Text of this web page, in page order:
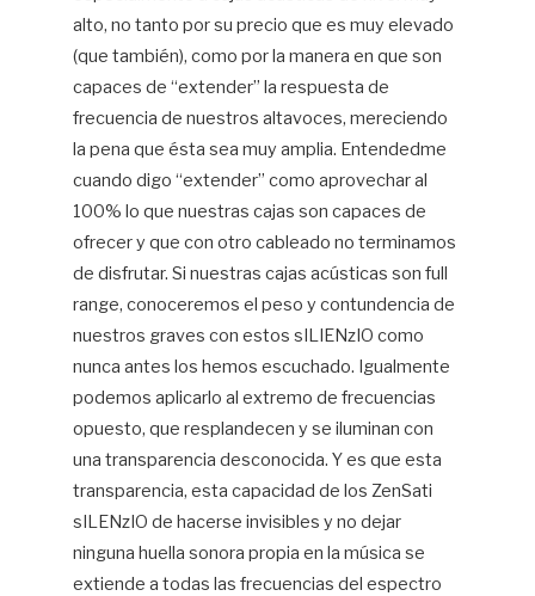
alto, no tanto por su precio que es muy elevado
(que también), como por la manera en que son
capaces de “extender” la respuesta de
frecuencia de nuestros altavoces, mereciendo
la pena que ésta sea muy amplia. Entendedme
cuando digo “extender” como aprovechar al
100% lo que nuestras cajas son capaces de
ofrecer y que con otro cableado no terminamos
de disfrutar. Si nuestras cajas acústicas son full
range, conoceremos el peso y contundencia de
nuestros graves con estos sILIENzIO como
nunca antes los hemos escuchado. Igualmente
podemos aplicarlo al extremo de frecuencias
opuesto, que resplandecen y se iluminan con
una transparencia desconocida. Y es que esta
transparencia, esta capacidad de los ZenSati
sILENzIO de hacerse invisibles y no dejar
ninguna huella sonora propia en la música se
extiende a todas las frecuencias del espectro